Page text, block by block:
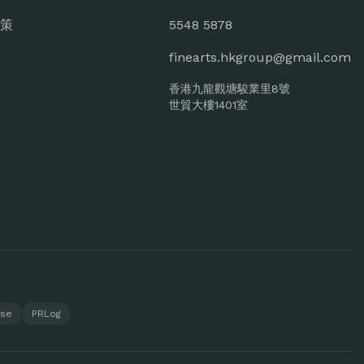
5548 5878
finearts.hkgroup@gmail.com
香港九龍觀塘駿業里8號
世貿大樓1401室
PRLog